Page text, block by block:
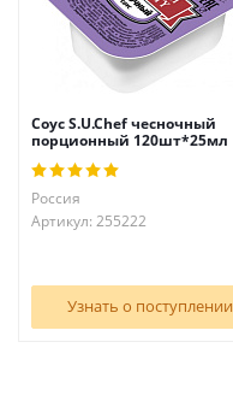
Соус S.U.Chef чесночный
порционный 120шт*25мл
Россия
Артикул: 255222
Узнать о поступлении